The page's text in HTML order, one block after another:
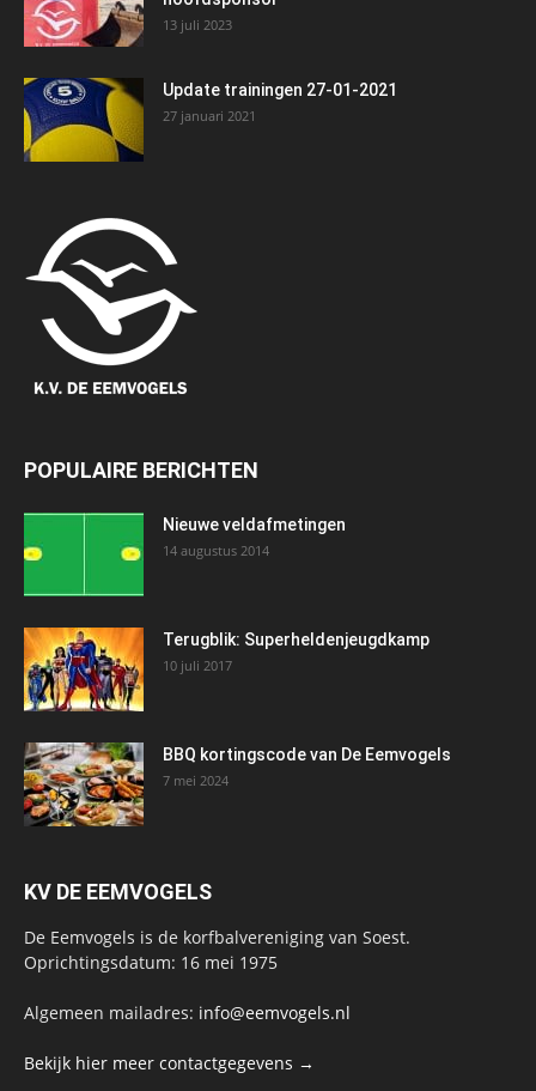
13 juli 2023
Update trainingen 27-01-2021
27 januari 2021
POPULAIRE BERICHTEN
Nieuwe veldafmetingen
14 augustus 2014
Terugblik: Superheldenjeugdkamp
10 juli 2017
BBQ kortingscode van De Eemvogels
7 mei 2024
KV DE EEMVOGELS
De Eemvogels is de korfbalvereniging van Soest.
Oprichtingsdatum: 16 mei 1975
Algemeen mailadres: info@eemvogels.nl
Bekijk hier meer contactgegevens →